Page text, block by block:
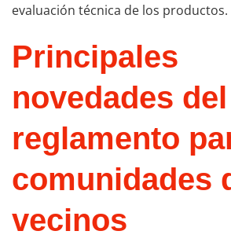
evaluación técnica de los productos.
Principales
novedades del
reglamento
comunidades
vecinos